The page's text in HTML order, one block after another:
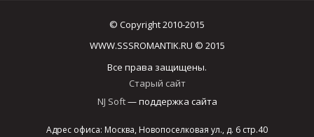
© Copyright 2010-2015
WWW.SSSROMANTIK.RU © 2015
Все права защищены.
Старый сайт
NJ Soft— поддержка сайта
Адрес офиса: Москва, Новопоселковая ул., д. 6 стр.40